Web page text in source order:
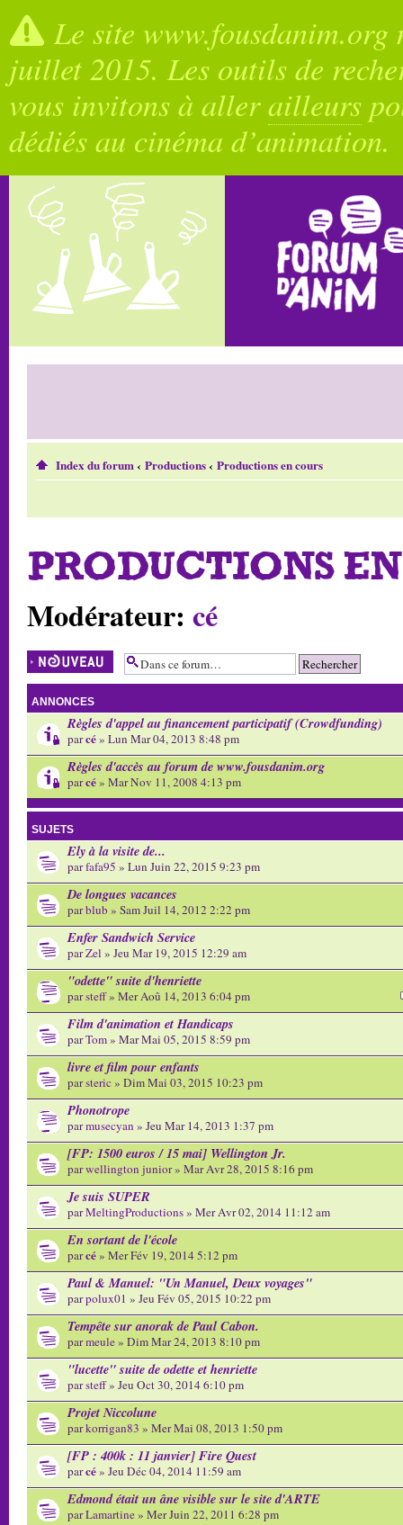
Le site
juillet 2015. Les outils de
vous invitons à allerailleurs
dédiés au cinéma d’animation.
Index du forum‹ Productions‹ Productions en cours
PRODUCTIONS
Modérateur: cé
Écrire un nouveau
sujet
ANNONCES
Règles d'appel au financement participatif (Crowdfunding)
parcé» Lun Mar 04, 2013 8:48 pm
Règles d'accès au forum de www.fousdanim.org
parcé» Mar Nov 11, 2008 4:13 pm
SUJETS
Ely à la visite de...
parfafa95 » Lun Juin 22, 2015 9:23 pm
De longues vacances
parblub » Sam Juil 14, 2012 2:22 pm
Enfer Sandwich Service
parZel » Jeu Mar 19, 2015 12:29 am
"odette" suite d'henriette
parsteff» Mer Aoû 14, 2013 6:04 pm
Film d'animation et Handicaps
parTom» Mar Mai 05, 2015 8:59 pm
livre et film pour enfants
parsteric» Dim Mai 03, 2015 10:23 pm
Phonotrope
parmusecyan » Jeu Mar 14, 2013 1:37 pm
[FP: 1500 euros / 15 mai] Wellington Jr.
parwellington junior» Mar Avr 28, 2015 8:16 pm
Je suis SUPER
parMeltingProductions» Mer Avr 02, 2014 11:12 am
En sortant de l'école
parcé» Mer Fév 19, 2014 5:12 pm
Paul & Manuel: "Un Manuel, Deux voyages"
parpolux01 » Jeu Fév 05, 2015 10:22 pm
Tempête sur anorak de Paul Cabon.
parmeule» Dim Mar 24, 2013 8:10 pm
"lucette" suite de odette et henriette
parsteff» Jeu Oct 30, 2014 6:10 pm
Projet Niccolune
parkorrigan83 » Mer Mai 08, 2013 1:50 pm
[FP : 400k : 11 janvier] Fire Quest
parcé» Jeu Déc 04, 2014 11:59 am
Edmond était un âne visible sur le site d'ARTE
parLamartine» Mer Juin 22, 2011 6:28 pm